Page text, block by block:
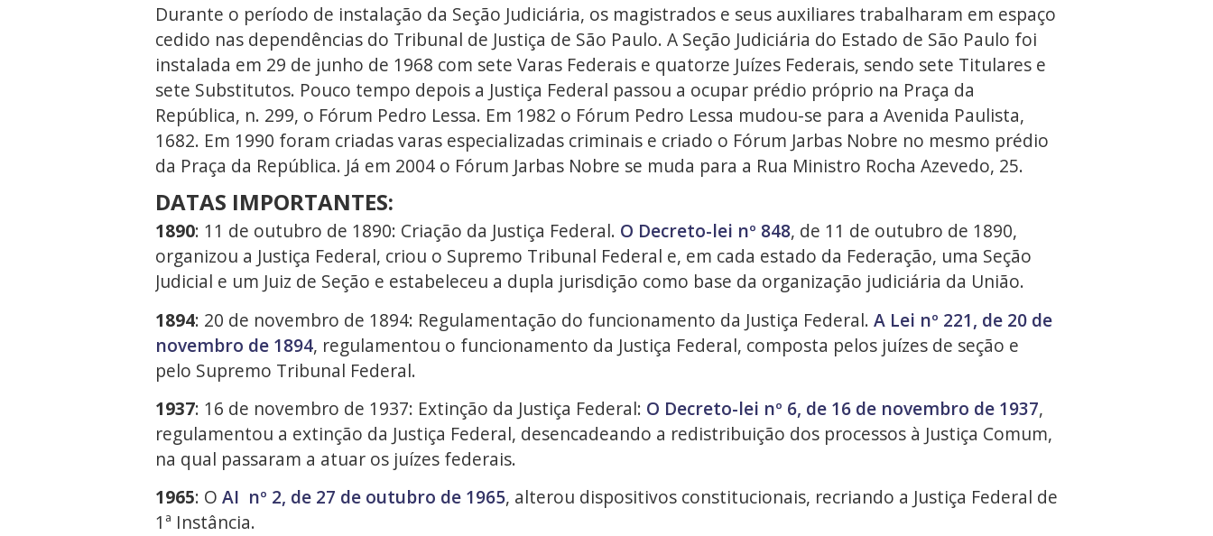
Durante o período de instalação da Seção Judiciária, os magistrados e seus auxiliares trabalharam em espaço
cedido nas dependências do Tribunal de Justiça de São Paulo. A Seção Judiciária do Estado de São Paulo foi
instalada em 29 de junho de 1968 com sete Varas Federais e quatorze Juízes Federais, sendo sete Titulares e
sete Substitutos. Pouco tempo depois a Justiça Federal passou a ocupar prédio próprio na Praça da
República, n. 299, o Fórum Pedro Lessa. Em 1982 o Fórum Pedro Lessa mudou-se para a Avenida Paulista,
1682. Em 1990 foram criadas varas especializadas criminais e criado o Fórum Jarbas Nobre no mesmo prédio
da Praça da República. Já em 2004 o Fórum Jarbas Nobre se muda para a Rua Ministro Rocha Azevedo, 25.
DATAS IMPORTANTES:
1890: 11 de outubro de 1890: Criação da Justiça Federal. O Decreto-lei nº 848, de 11 de outubro de 1890,
organizou a Justiça Federal, criou o Supremo Tribunal Federal e, em cada estado da Federação, uma Seção
Judicial e um Juiz de Seção e estabeleceu a dupla jurisdição como base da organização judiciária da União.
1894: 20 de novembro de 1894: Regulamentação do funcionamento da Justiça Federal. A Lei nº 221, de 20 de
novembro de 1894, regulamentou o funcionamento da Justiça Federal, composta pelos juízes de seção e
pelo Supremo Tribunal Federal.
1937: 16 de novembro de 1937: Extinção da Justiça Federal: O Decreto-lei nº 6, de 16 de novembro de 1937,
regulamentou a extinção da Justiça Federal, desencadeando a redistribuição dos processos à Justiça Comum,
na qual passaram a atuar os juízes federais.
1965: O AI nº 2, de 27 de outubro de 1965, alterou dispositivos constitucionais, recriando a Justiça Federal de
1ª Instância.